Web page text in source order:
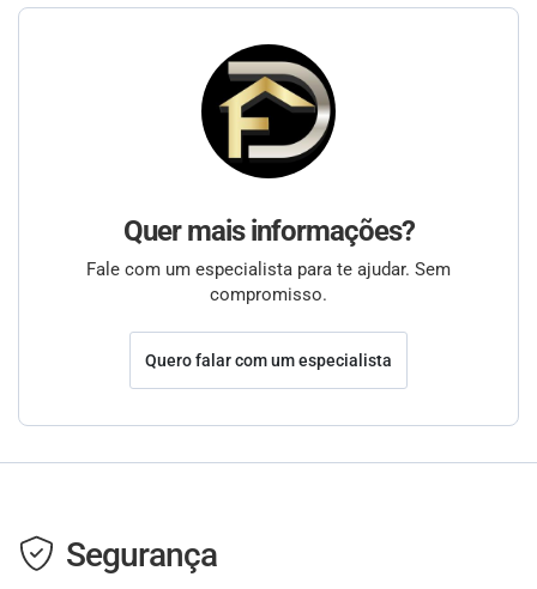
Quer mais informações?
Fale com um especialista para te ajudar. Sem
compromisso.
Quero falar com um especialista
Segurança